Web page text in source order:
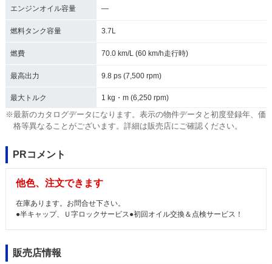
エンジンオイル容量 ―
燃料タンク容量 3.7L
燃費 70.0 km/L (60 km/h走行時)
最高出力 9.8 ps (7,500 rpm)
最大トルク 1 kg・m (6,250 rpm)
※最新のカタログデータになります。表示の物件データと初度登録年、価
格等異なることがございます。詳細は販売店にご確認ください。
PRコメント
他色、注文できます
在庫あります。お問合せ下さい。
●半キャップ、Ｕ字ロックサービス●初回オイル交換＆点検サービス！
販売店情報